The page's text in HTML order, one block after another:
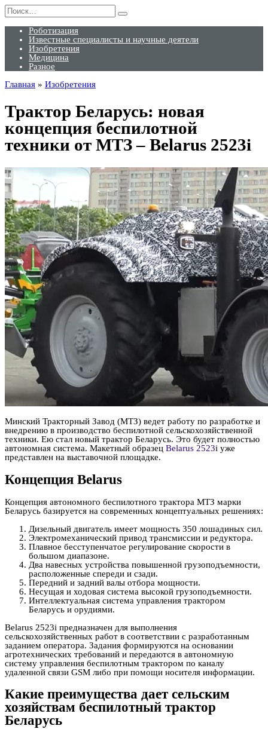
Перейти
к
содержанию
Search
for:
Роботизация
Известные специалисты и научные деятели
Изобретения
Медицина
Разное
Главная » Изобретения
Трактор Беларусь: новая
концепция беспилотной
техники от МТЗ – Belarus 2523i
Минский Тракторный Завод (МТЗ) ведет работу по разработке и
внедрению в производство беспилотной сельскохозяйственной
техники. Ею стал новый трактор Беларусь. Это будет полностью
автономная система. Макетный образец Belarus 2523i уже
представлен на выставочной площадке.
Концепция Belarus
Концепция автономного беспилотного трактора МТЗ марки
Беларусь базируется на современных концептуальных решениях:
Дизельный двигатель имеет мощность 350 лошадиных сил.
Электромеханический привод трансмиссии и редуктора.
Плавное бесступенчатое регулирование скорости в
большом диапазоне.
Два навесных устройства повышенной грузоподъемности,
расположенные спереди и сзади.
Передний и задний валы отбора мощности.
Несущая и ходовая система высокой грузоподъемности.
Интеллектуальная система управления трактором
Беларусь и орудиями.
Belarus 2523i предназначен для выполнения
сельскохозяйственных работ в соответствии с разработанным
заданием оператора. Задания формируются на основании
агротехнических требований и передаются в автономную
систему управления беспилотным трактором по каналу
удаленной связи GSM либо при помощи носителя информации.
Какие преимущества дает сельским
хозяйствам беспилотный трактор
Беларусь